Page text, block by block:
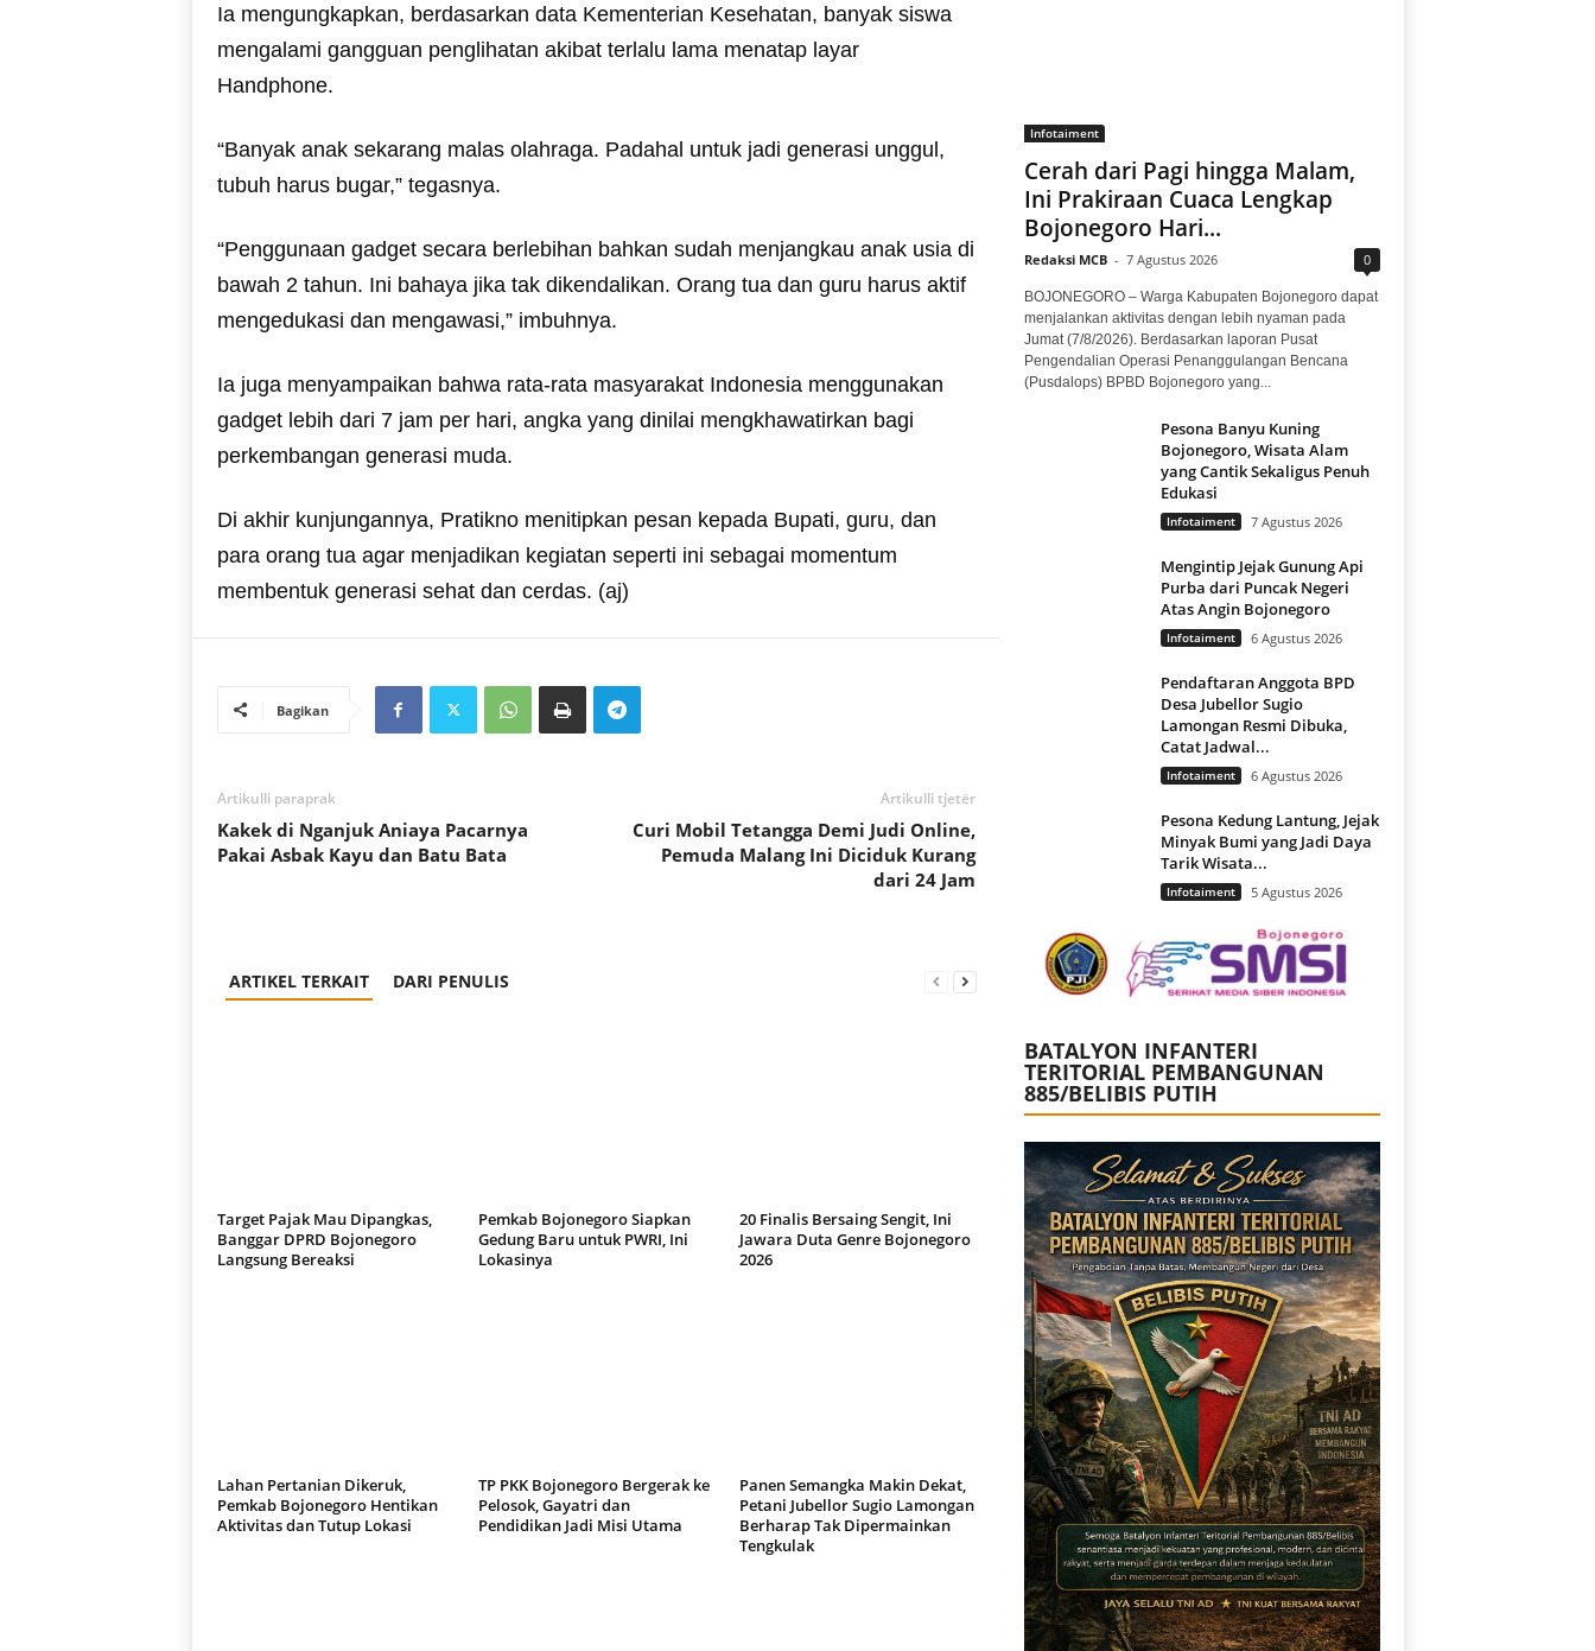
Ia mengungkapkan, berdasarkan data Kementerian Kesehatan, banyak siswa
mengalami gangguan penglihatan akibat terlalu lama menatap layar
Handphone.
“Banyak anak sekarang malas olahraga. Padahal untuk jadi generasi unggul,
tubuh harus bugar,” tegasnya.
“Penggunaan gadget secara berlebihan bahkan sudah menjangkau anak usia di
bawah 2 tahun. Ini bahaya jika tak dikendalikan. Orang tua dan guru harus aktif
mengedukasi dan mengawasi,” imbuhnya.
Ia juga menyampaikan bahwa rata-rata masyarakat Indonesia menggunakan
gadget lebih dari 7 jam per hari, angka yang dinilai mengkhawatirkan bagi
perkembangan generasi muda.
Di akhir kunjungannya, Pratikno menitipkan pesan kepada Bupati, guru, dan
para orang tua agar menjadikan kegiatan seperti ini sebagai momentum
membentuk generasi sehat dan cerdas. (aj)
Bagikan
Artikulli paraprak
Kakek di Nganjuk Aniaya Pacarnya
Pakai Asbak Kayu dan Batu Bata
Artikulli tjetër
Curi Mobil Tetangga Demi Judi Online,
Pemuda Malang Ini Diciduk Kurang
dari 24 Jam
ARTIKEL TERKAIT DARI PENULIS
Target Pajak Mau Dipangkas,
Banggar DPRD Bojonegoro
Langsung Bereaksi
Pemkab Bojonegoro Siapkan
Gedung Baru untuk PWRI, Ini
Lokasinya
20 Finalis Bersaing Sengit, Ini
Jawara Duta Genre Bojonegoro
2026
Lahan Pertanian Dikeruk,
Pemkab Bojonegoro Hentikan
Aktivitas dan Tutup Lokasi
TP PKK Bojonegoro Bergerak ke
Pelosok, Gayatri dan
Pendidikan Jadi Misi Utama
Panen Semangka Makin Dekat,
Petani Jubellor Sugio Lamongan
Berharap Tak Dipermainkan
Tengkulak
Infotaiment
Cerah dari Pagi hingga Malam,
Ini Prakiraan Cuaca Lengkap
Bojonegoro Hari...
Redaksi MCB - 7 Agustus 2026 0
BOJONEGORO – Warga Kabupaten Bojonegoro dapat
menjalankan aktivitas dengan lebih nyaman pada
Jumat (7/8/2026). Berdasarkan laporan Pusat
Pengendalian Operasi Penanggulangan Bencana
(Pusdalops) BPBD Bojonegoro yang...
Pesona Banyu Kuning
Bojonegoro, Wisata Alam
yang Cantik Sekaligus Penuh
Edukasi
Infotaiment 7 Agustus 2026
Mengintip Jejak Gunung Api
Purba dari Puncak Negeri
Atas Angin Bojonegoro
Infotaiment 6 Agustus 2026
Pendaftaran Anggota BPD
Desa Jubellor Sugio
Lamongan Resmi Dibuka,
Catat Jadwal...
Infotaiment 6 Agustus 2026
Pesona Kedung Lantung, Jejak
Minyak Bumi yang Jadi Daya
Tarik Wisata...
Infotaiment 5 Agustus 2026
BATALYON INFANTERI
TERITORIAL PEMBANGUNAN
885/BELIBIS PUTIH